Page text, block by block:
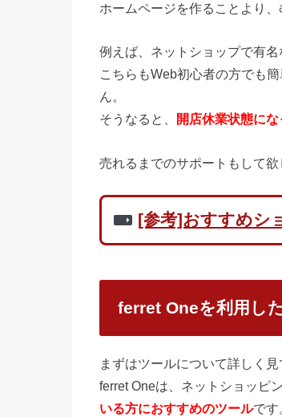
ホームページを作ることより
例えば、ネットショップで有名
こちらもWeb初心者の方でも
ん。
そうなると、
開店休業状態に
売れるまでのサポートもして
[参考]おすすめシ
ferret Oneを利用し
まずはツールについて詳しく見
ferret Oneは、ネットショッピ
いる方におすすめのツールです